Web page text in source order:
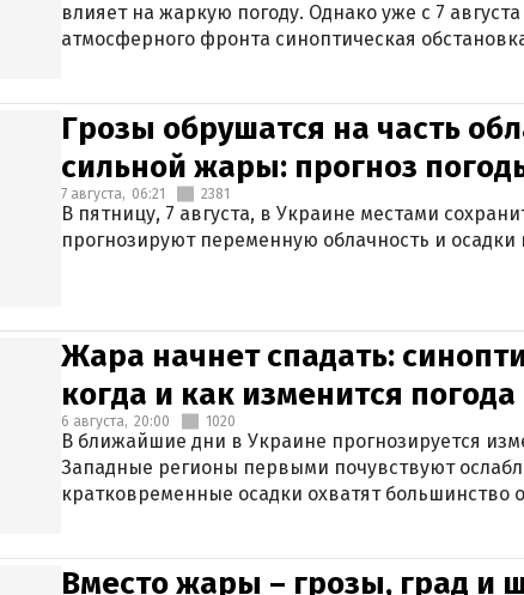
влияет на жаркую погоду. Однако уже с 7
атмосферного фронта синоптическая
Грозы обрушатся на часть
сильной жары: прогноз
7 августа, 06:21 2381
В пятницу, 7 августа, в Украине местами
прогнозируют переменную облачность и осадки
Жара начнет спадать:
когда и как изменится
6 августа, 20:00 1020
В ближайшие дни в Украине прогнозируется
Западные регионы первыми почувствуют
кратковременные осадки охватят большинство
Вместо жары – грозы, град и